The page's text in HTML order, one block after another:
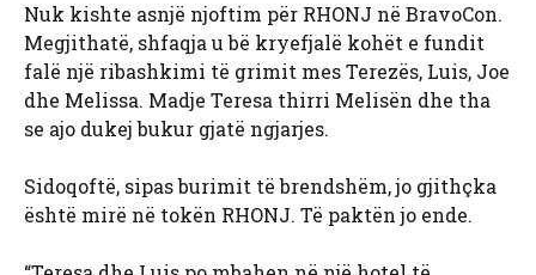
Nuk kishte asnjë njoftim për RHONJ në BravoCon.
Megjithatë, shfaqja u bë kryefjalë kohët e fundit
falë një ribashkimi të grimit mes Terezës, Luis, Joe
dhe Melissa. Madje Teresa thirri Melisën dhe tha
se ajo dukej bukur gjatë ngjarjes.
Sidoqoftë, sipas burimit të brendshëm, jo ​​gjithçka
është mirë në tokën RHONJ. Të paktën jo ende.